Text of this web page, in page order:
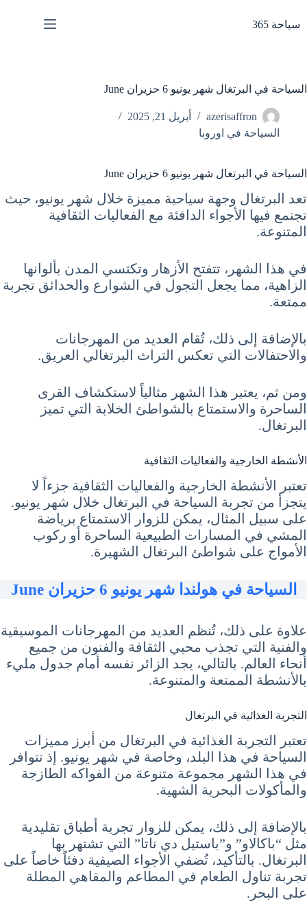
المحتوى
سياحة 365
السياحة في البرتغال شهر يونيو 6 حزيران June
azerisaffron
أبريل 21, 2025
السياحة في اوروبا
السياحة في البرتغال شهر يونيو 6 حزيران June
تعد البرتغال وجهة سياحية مميزة خلال شهر يونيو، حيث
تجتمع فيها الأجواء الدافئة مع الفعاليات الثقافية
المتنوعة.
في هذا الشهر، تتفتح الأزهار وتكتسي المدن بألوانها
الزاهية، مما يجعل التجول في الشوارع والحدائق تجربة
ممتعة.
بالإضافة إلى ذلك، تُقام العديد من المهرجانات
والاحتفالات التي تعكس التراث البرتغالي العريق.
ومن ثم، يعتبر هذا الشهر مثالياً لاستكشاف القرى
الساحرة والاستمتاع بالشواطئ الخلابة التي تميز
البرتغال.
الأنشطة الخارجية والفعاليات الثقافية
تعتبر الأنشطة الخارجية والفعاليات الثقافية جزءاً لا
يتجزأ من تجربة السياحة في البرتغال خلال شهر يونيو.
على سبيل المثال، يمكن للزوار الاستمتاع برياضة
المشي في المسارات الطبيعية الساحرة أو ركوب
الأمواج على شواطئ البرتغال الشهيرة.
السياحة في هولندا شهر يونيو 6 حزيران June
علاوة على ذلك، تُنظم العديد من المهرجانات الموسيقية
والفنية التي تجذب محبي الثقافة والفنون من جميع
أنحاء العالم. بالتالي، يجد الزائر نفسه أمام جدول مليء
بالأنشطة الممتعة والمتنوعة.
التجربة الغذائية في البرتغال
تعتبر التجربة الغذائية في البرتغال من أبرز مميزات
السياحة في هذا البلد، وخاصة في شهر يونيو. إذ تتوافر
في هذا الشهر مجموعة متنوعة من الفواكه الطازجة
والمأكولات البحرية الشهية.
بالإضافة إلى ذلك، يمكن للزوار تجربة أطباق تقليدية
مثل “باكالاو” و”باستيل دي ناتا” التي تشتهر بها
البرتغال. بالتأكيد، تُضفي الأجواء الصيفية دفئاً خاصاً على
تجربة تناول الطعام في المطاعم والمقاهي المطلة
على البحر.